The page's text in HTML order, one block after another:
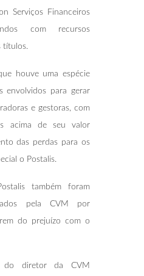
Serviços Financeiros
com recursos
títulos.
houve uma espécie
envolvidos para gerar
e gestoras, com
acima de seu valor
das perdas para os
o Postalis.
também foram
pela CVM por
do prejuízo com o
do diretor da CVM